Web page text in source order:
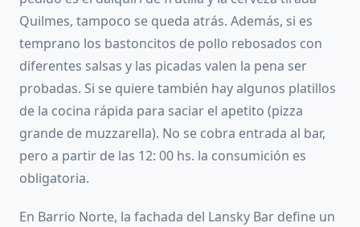
Quilmes, tampoco se queda atrás. Además, si es
temprano los bastoncitos de pollo rebosados con
diferentes salsas y las picadas valen la pena ser
probadas. Si se quiere también hay algunos platillos
de la cocina rápida para saciar el apetito (pizza
grande de muzzarella). No se cobra entrada al bar,
pero a partir de las 12: 00 hs. la consumición es
obligatoria.
En Barrio Norte, la fachada del Lansky Bar define un